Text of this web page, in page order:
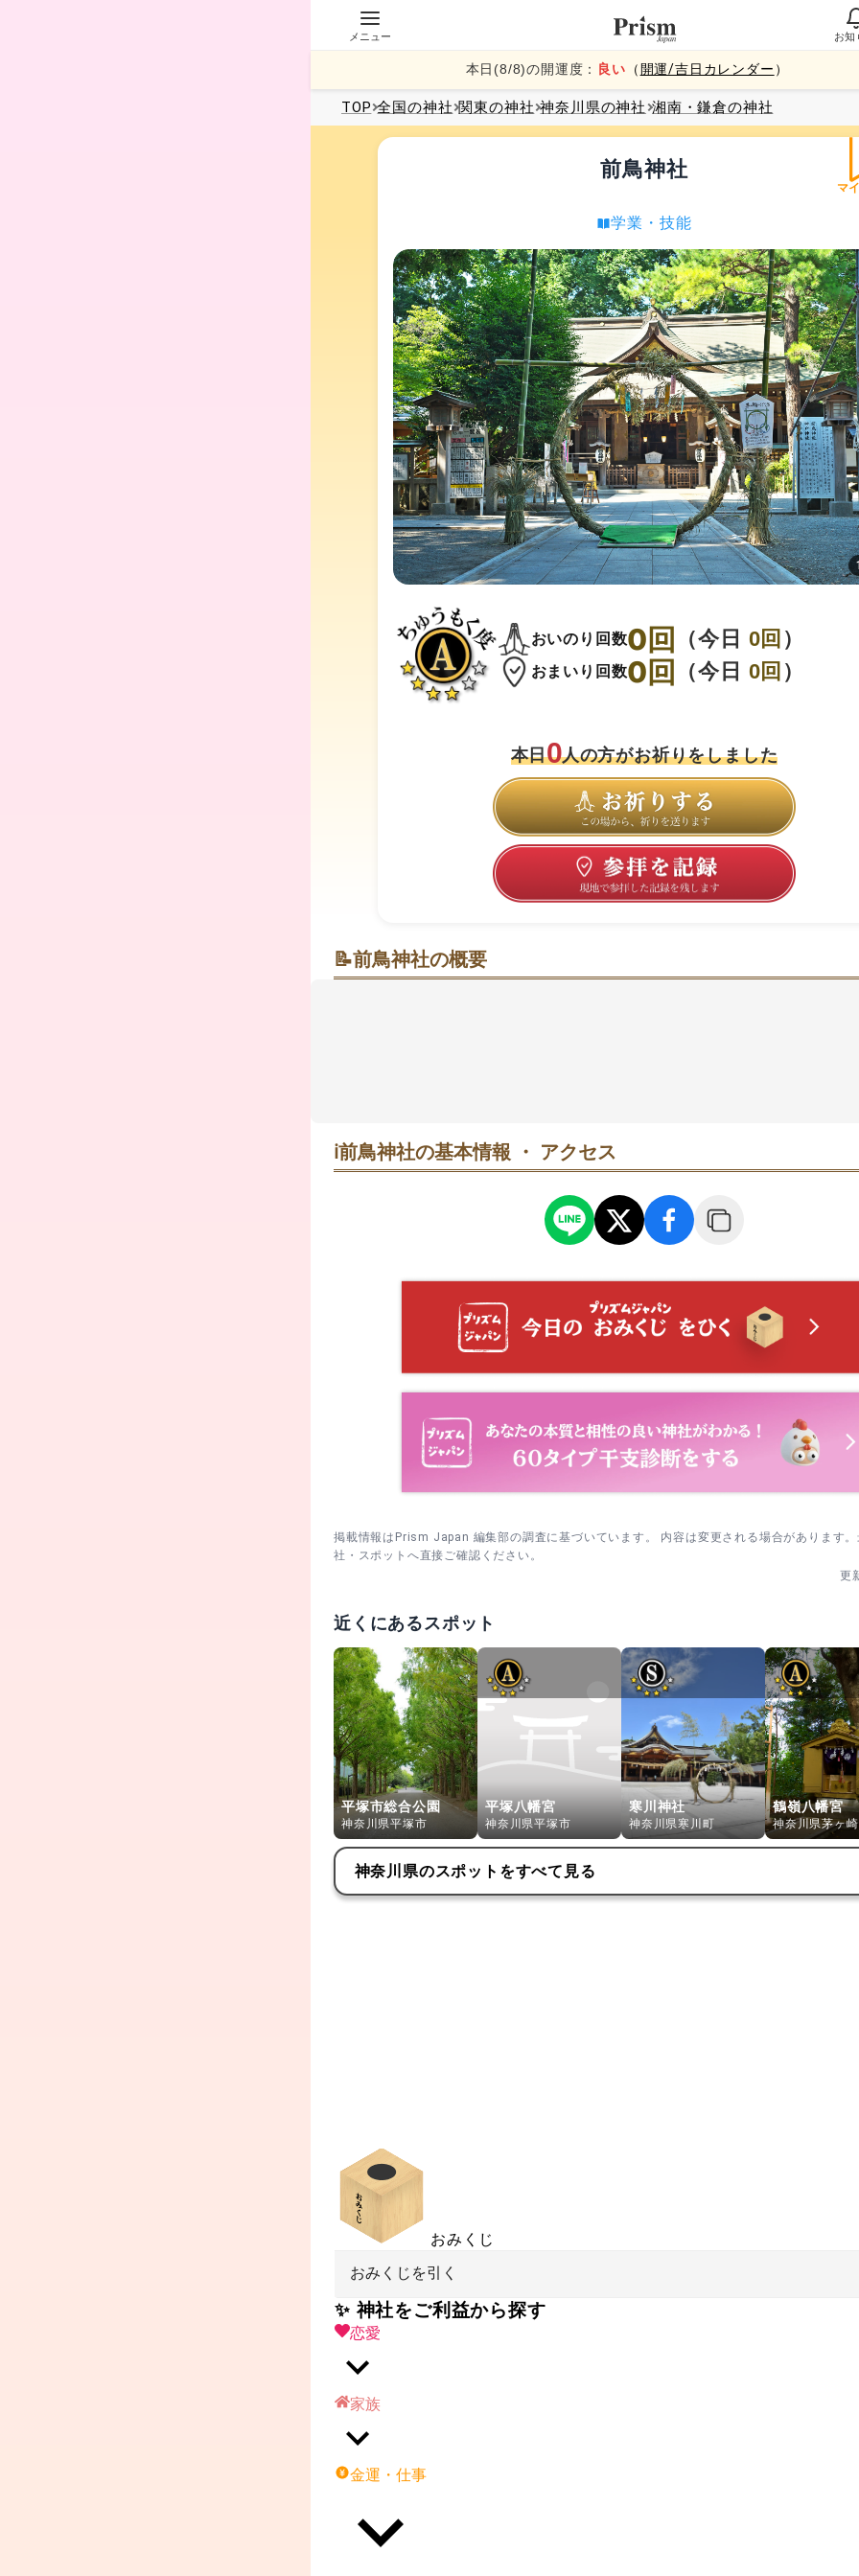
メニュー お知
本日(8/8)の開運度： 良い （ 開運/吉日カレンダー ）
TOP 全国の神社 関東の神社 神奈川県の神社 湘南・鎌倉の神社
マ
前鳥神社
学業・技能
1
おいのり回数0回 （今日 0回 ）
おまいり回数0回 （今日 0回 ）
本日0人の方がお祈りをしました
📝前鳥神社の概要
ℹ️前鳥神社の基本情報 ・ アクセス
掲載情報はPrism Japan 編集部の調査に基づいています。 内容は変更される場合があります
社・スポットへ直接ご確認ください。
更
近くにあるスポット
平塚市総合公園
神奈川県平塚市
平塚八幡宮
神奈川県平塚市
寒川神社
神奈川県寒川町
鶴嶺八幡宮
神奈川県茅ヶ
神奈川県のスポットをすべて見る
おみくじ
おみくじを引く
✨ 神社をご利益から探す
恋愛
家族
金運・仕事